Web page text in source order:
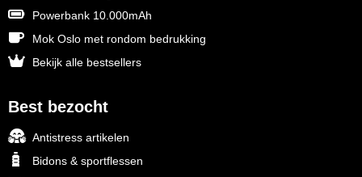
Powerbank 10.000mAh
Mok Oslo met rondom bedrukking
Bekijk alle bestsellers
Best bezocht
Antistress artikelen
Bidons & sportflessen